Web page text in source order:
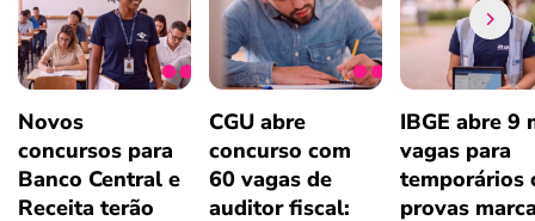
Novos
concursos para
Banco Central e
Receita terão
CGU abre
concurso com
60 vagas de
auditor fiscal:
IBGE abre 9
vagas para
temporários
provas